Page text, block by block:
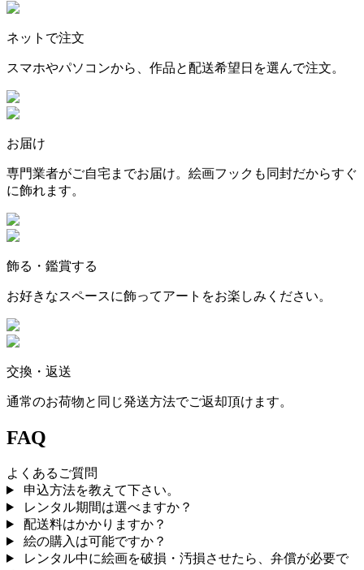
ネットで注文
スマホやパソコンから、作品と配送希望日を選んで注文。
お届け
専門業者がご自宅までお届け。絵画フックも同封だからすぐ
に飾れます。
飾る・鑑賞する
お好きなスペースに飾ってアートをお楽しみください。
交換・返送
通常のお荷物と同じ発送方法でご返却頂けます。
FAQ
よくあるご質問
申込方法を教えて下さい。
レンタル期間は選べますか？
配送料はかかりますか？
絵の購入は可能ですか？
レンタル中に絵画を破損・汚損させたら、弁償が必要で